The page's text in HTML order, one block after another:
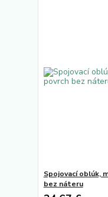
Spojovací oblúk,
bez náteru